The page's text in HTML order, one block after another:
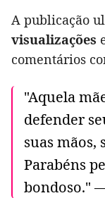
A publicação
visualizações
comentários
"Aquela
defender
suas
Parabéns
bondoso."